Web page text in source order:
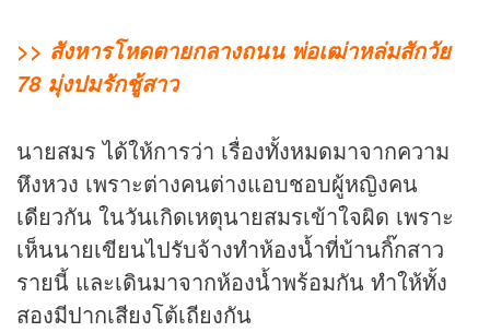
>> สังหารโหดตายกลางถนน พ่อเฒ่าหล่มสักวัย
78 มุ่งปมรักชู้สาว
นายสมร ได้ให้การว่า เรื่องทั้งหมดมาจากความ
หึงหวง เพราะต่างคนต่างแอบชอบผู้หญิงคน
เดียวกัน ในวันเกิดเหตุนายสมรเข้าใจผิด เพราะ
เห็นนายเขียนไปรับจ้างทำห้องน้ำที่บ้านกิ๊กสาว
รายนี้ และเดินมาจากห้องน้ำพร้อมกัน ทำให้ทั้ง
สองมีปากเสียงโต้เถียงกัน